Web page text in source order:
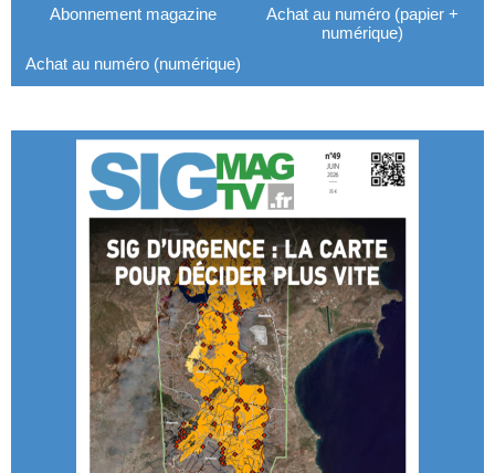
Abonnement magazine
Achat au numéro (papier +
numérique)
Achat au numéro (numérique)